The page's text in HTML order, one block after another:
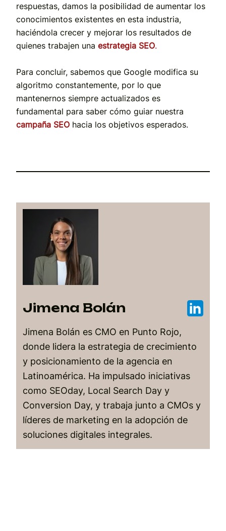
respuestas, damos la posibilidad de aumentar los
conocimientos existentes en esta industria,
haciéndola crecer y mejorar los resultados de
quienes trabajen una estrategia SEO.
Para concluir, sabemos que Google modifica su
algoritmo constantemente, por lo que
mantenernos siempre actualizados es
fundamental para saber cómo guiar nuestra
campaña SEO hacia los objetivos esperados.
Jimena Bolán
Jimena Bolán es CMO en Punto Rojo,
donde lidera la estrategia de crecimiento
y posicionamiento de la agencia en
Latinoamérica. Ha impulsado iniciativas
como SEOday, Local Search Day y
Conversion Day, y trabaja junto a CMOs y
líderes de marketing en la adopción de
soluciones digitales integrales.